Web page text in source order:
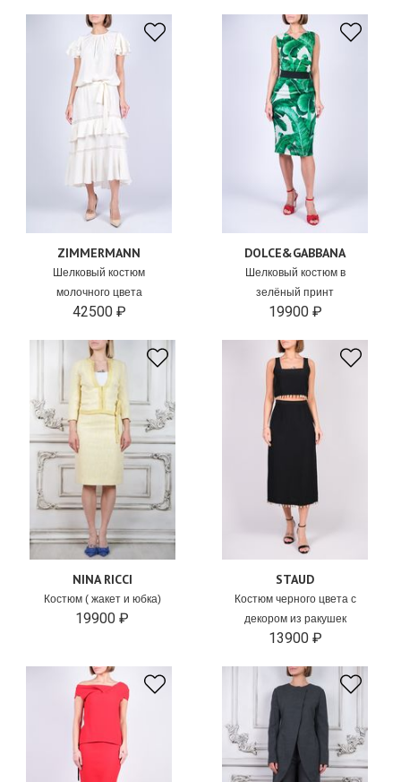
ZIMMERMANN
Шелковый костюм
молочного цвета
42500 ₽
DOLCE&GABBANA
Шелковый костюм в
зелёный принт
19900 ₽
NINA RICCI
Костюм ( жакет и юбка)
19900 ₽
STAUD
Костюм черного цвета с
декором из ракушек
13900 ₽